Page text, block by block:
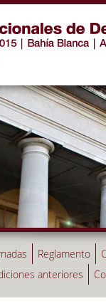
Reglamento
anteriores